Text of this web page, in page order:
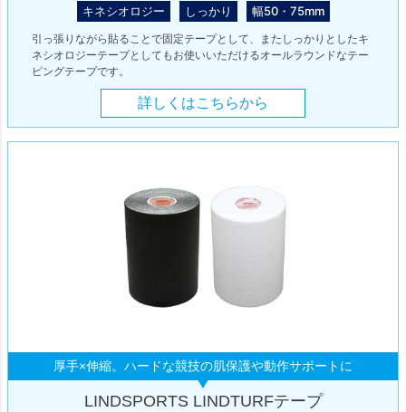
キネシオロジー しっかり 幅50・75mm
引っ張りながら貼ることで固定テープとして、またしっかりとしたキ
ネシオロジーテープとしてもお使いいただけるオールラウンドなテー
ピングテープです。
詳しくはこちらから
厚手×伸縮。ハードな競技の肌保護や動作サポートに
LINDSPORTS LINDTURFテープ